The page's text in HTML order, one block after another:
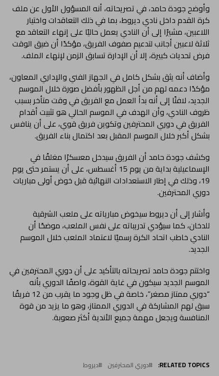
وأوضح جودة حامد، في تصريحاته، أنه المسؤول الأول عن ملف
كرة القدم داخل نادي ديروط، بما في ذلك التعاقدات واختيار
اللاعبين، مشيرًا إلى أن النادي يعمل حاليًا على إنهاء التعاقد مع
ثلاثة لاعبين أجانب لتدعيم صفوف الفريق، مؤكدًا أن ضيق الوقت
فرض تحديات كبيرة، إلا أن الإدارة تسابق الزمن لإنهاء الملف.
وأضاف أنه يثق بشكل كامل في الجهاز الفني والإداري المعاون،
مؤكدًا دعمه لهم من أجل الظهور بأفضل صورة خلال الموسم
الجديد، لافتًا إلى أنه بدأ العمل مع الفريق في وقت متأخر بسبب
ظروف النادي، وأن الهدف في الموسم الحالي هو تثبيت أقدام
الفريق في دوري المحترفين وتكوين فريق قوي، على أن ينافس
بشكل أكبر خلال الموسم المقبل بعد اكتمال بناء الفريق.
وكشف جودة حامد أن الفريق سيدخل معسكرًا مغلقًا في
الإسماعيلية بداية من يوم 15 أغسطس، على أن يستمر حتى يوم
19، وذلك في إطار الاستعدادات النهائية قبل خوض أولى مباريات
دوري المحترفين.
وأشار إلى أن ديروط سيخوض مبارياته على ملعب الشرقية
للدخان، كما سيؤدي تدريباته على نفس الملعب، موضحًا أن
النادي خاطب اتحاد الكرة رسميًا لاعتماد الملعب خلال الموسم
الجديد.
واختتم جودة حامد تصريحاته بالتأكيد على أن دوري المحترفين في
الموسم الجديد سيكون في غاية القوة، واصفًا الدوري بأنه
“دوري ممتاز مصغر”، خاصة في ظل وجود ما يقرب من 12 فريقًا
سبق لهم المشاركة في الدوري الممتاز، وهو ما يزيد من قوة
المنافسة ويجعل مهمة جميع الأندية أكثر صعوبة.
RELATED TOPICS: دوري المحترفين ديروط